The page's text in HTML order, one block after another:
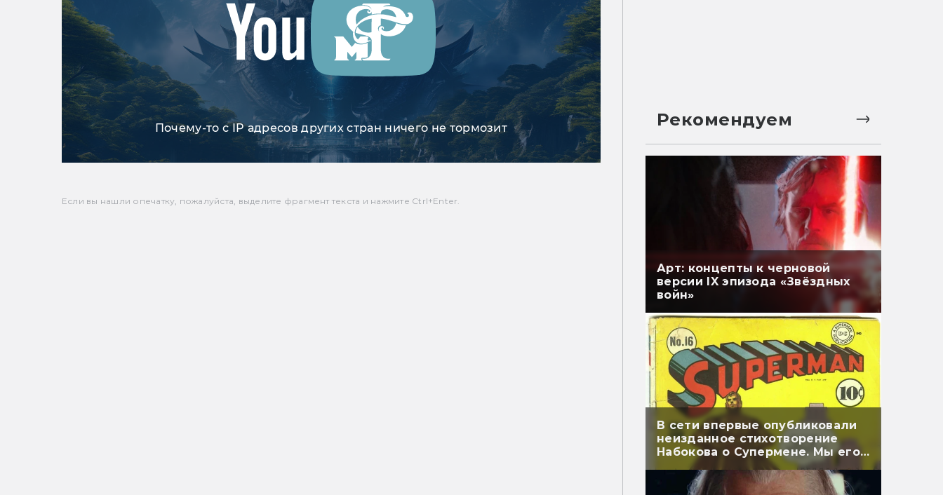
Почему-то с IP адресов других стран ничего не тормозит
Если вы нашли опечатку, пожалуйста, выделите фрагмент текста и нажмите Ctrl+Enter.
Рекомендуем
Арт: концепты к черновой
версии IX эпизода «Звёздных
войн»
В сети впервые опубликовали
неизданное стихотворение
Набокова о Супермене. Мы его
перевели